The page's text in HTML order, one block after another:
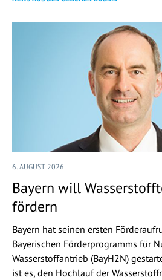
6. AUGUST 2026
Bayern will
fördern
Bayern hat seinen ersten
Bayerischen Förderprogramms für
Wasserstoffantrieb (BayH2N)
ist es, den Hochlauf der